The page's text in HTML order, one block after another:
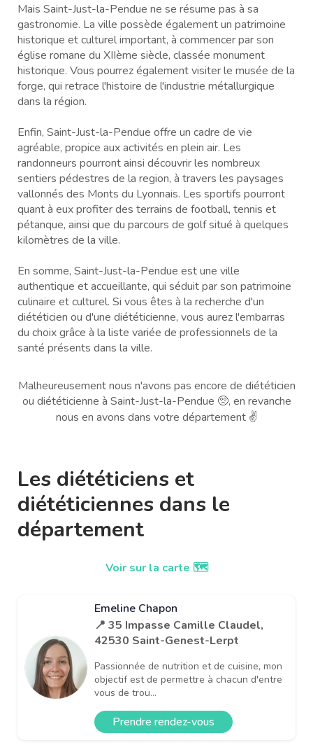
Mais Saint-Just-la-Pendue ne se résume pas à sa
gastronomie. La ville possède également un patrimoine
historique et culturel important, à commencer par son
église romane du XIIème siècle, classée monument
historique. Vous pourrez également visiter le musée de la
forge, qui retrace l'histoire de l'industrie métallurgique
dans la région.
Enfin, Saint-Just-la-Pendue offre un cadre de vie
agréable, propice aux activités en plein air. Les
randonneurs pourront ainsi découvrir les nombreux
sentiers pédestres de la region, à travers les paysages
vallonnés des Monts du Lyonnais. Les sportifs pourront
quant à eux profiter des terrains de football, tennis et
pétanque, ainsi que du parcours de golf situé à quelques
kilomètres de la ville.
En somme, Saint-Just-la-Pendue est une ville
authentique et accueillante, qui séduit par son patrimoine
culinaire et culturel. Si vous êtes à la recherche d'un
diététicien ou d'une diététicienne, vous aurez l'embarras
du choix grâce à la liste variée de professionnels de la
santé présents dans la ville.
Malheureusement nous n'avons pas encore de diététicien
ou diététicienne à Saint-Just-la-Pendue 🥺, en revanche
nous en avons dans votre département ✌️
Les diététiciens et
diététiciennes dans le
département
Voir sur la carte 🗺️
Emeline Chapon
📍 35 Impasse Camille Claudel,
42530 Saint-Genest-Lerpt
Passionnée de nutrition et de cuisine, mon
objectif est de permettre à chacun d'entre
vous de trou...
Prendre rendez-vous